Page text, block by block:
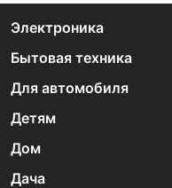
Электроника
Бытовая техника
Для автомобиля
Детям
Дом
Дача